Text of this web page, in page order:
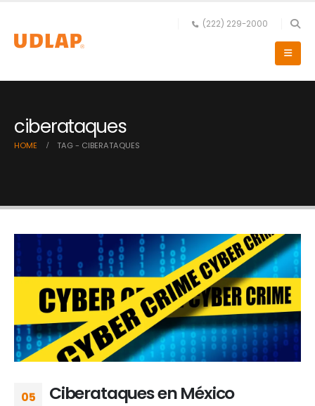
(222) 229-2000
ciberataques
HOME TAG - CIBERATAQUES
05 Ciberataques en México